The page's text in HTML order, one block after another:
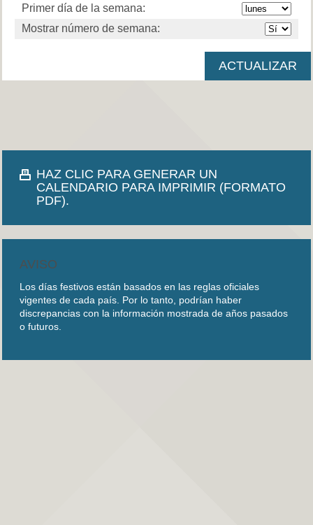
Primer día de la semana:
Mostrar número de semana:
HAZ CLIC PARA GENERAR UN
CALENDARIO PARA IMPRIMIR (FORMATO
PDF).
AVISO
Los días festivos están basados en las reglas oficiales
vigentes de cada país. Por lo tanto, podrían haber
discrepancias con la información mostrada de años pasados
o futuros.